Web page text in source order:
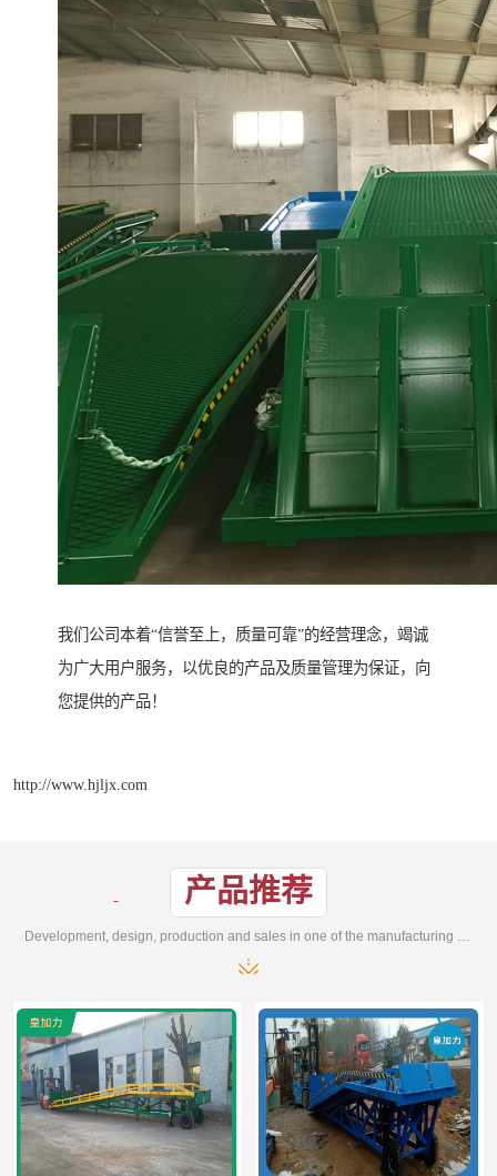
我们公司本着“信誉至上，质量可靠”的经营理念，竭诚
为广大用户服务，以优良的产品及质量管理为保证，向
您提供的产品！
http://www.hjljx.com
产品推荐